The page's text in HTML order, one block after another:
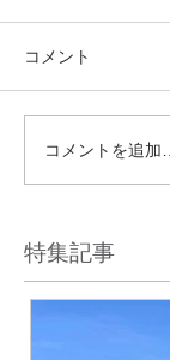
コメント
コメントを追加…
特集記事